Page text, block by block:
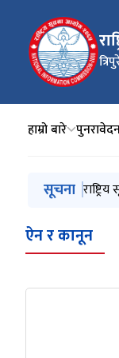
हाम्रो बारे
मुख्य नेभिगेसनमा
सूचना
ऐन र कानून